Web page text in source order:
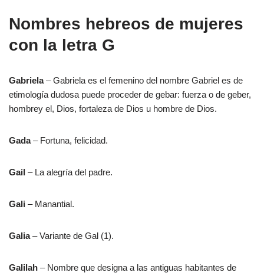
Nombres hebreos de mujeres
con la letra G
Gabriela– Gabriela es el femenino del nombre Gabriel es de
etimología dudosa puede proceder de gebar: fuerza o de geber,
hombrey el, Dios, fortaleza de Dios u hombre de Dios.
Gada– Fortuna, felicidad.
Gail – La alegría del padre.
Gali – Manantial.
Galia– Variante de Gal (1).
Galilah – Nombre que designa a las antiguas habitantes de